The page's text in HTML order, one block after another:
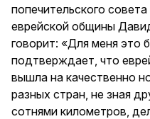
попечительского
еврейской общины
говорит: «Для меня это
подтверждает, что
вышла на качественно
разных стран, не зная
сотнями километров,